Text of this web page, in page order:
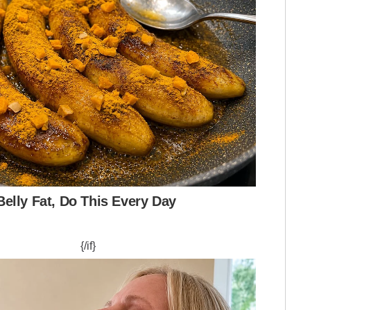
merupakan pemimpin pembangkang
melontarkan kritikan terhadap amalan
pentadbiran Putin.
yang dibuatnya mendapat jutaan
dan berjaya menarik puluhan
ke jalan raya biarpun terpaksa
undang anti protes yang tegas.
mempunyai ramai pengikut itu
pada awal 2021 selepas kembali ke